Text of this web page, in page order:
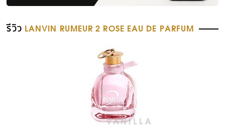
รีวิว LANVIN RUMEUR 2 ROSE EAU DE PARFUM